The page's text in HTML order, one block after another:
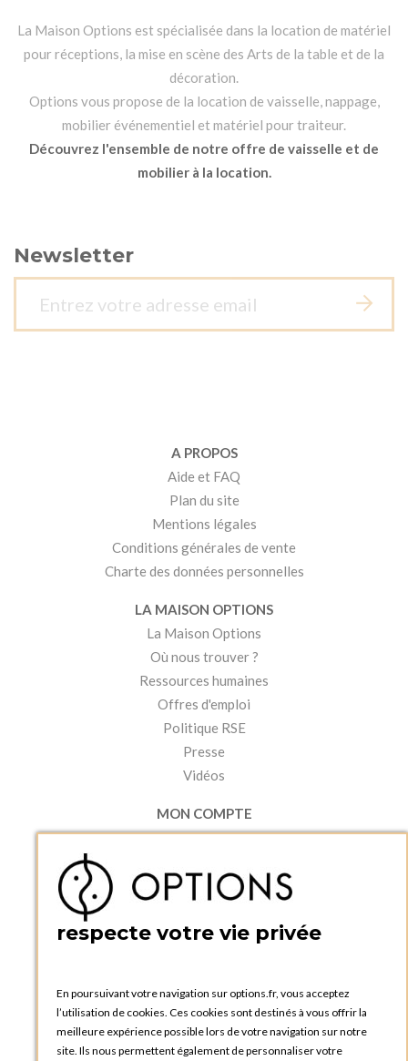
La Maison Options est spécialisée dans la location de matériel
pour réceptions, la mise en scène des Arts de la table et de la
décoration.
Options vous propose de la location de vaisselle, nappage,
mobilier événementiel et matériel pour traiteur.
Découvrez l'ensemble de notre offre de vaisselle et de
mobilier à la location.
Newsletter
A PROPOS
Aide et FAQ
Plan du site
Mentions légales
Conditions générales de vente
Charte des données personnelles
LA MAISON OPTIONS
La Maison Options
Où nous trouver ?
Ressources humaines
Offres d'emploi
Politique RSE
Presse
Vidéos
MON COMPTE
Accéder à mon compte
Créer un compte
PRATIQUE
Catalogues et bons de commande
Tutoriels
respecte votre vie privée
En poursuivant votre navigation sur options.fr, vous acceptez
l’utilisation de cookies. Ces cookies sont destinés à vous offrir la
meilleure expérience possible lors de votre navigation sur notre
site. Ils nous permettent également de personnaliser votre